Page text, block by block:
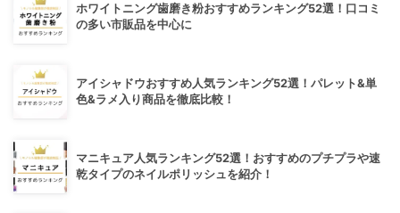
ホワイトニング歯磨き粉おすすめランキング52選！口コミ
の多い市販品を中心に
アイシャドウおすすめ人気ランキング52選！パレット&単
色&ラメ入り商品を徹底比較！
マニキュア人気ランキング52選！おすすめのプチプラや速
乾タイプのネイルポリッシュを紹介！